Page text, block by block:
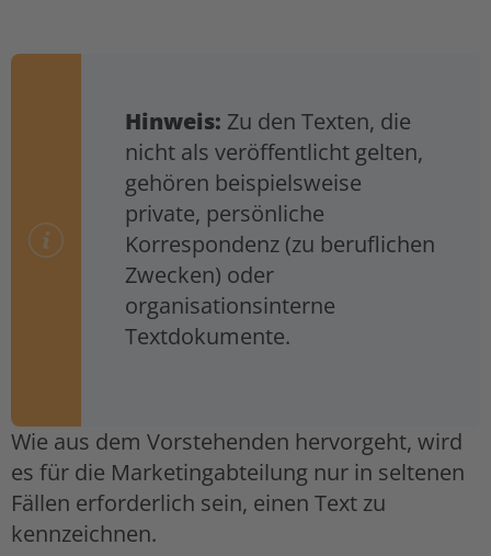
Hinweis: Zu den Texten, die
nicht als veröffentlicht gelten,
gehören beispielsweise
private, persönliche
Korrespondenz (zu beruflichen
Zwecken) oder
organisationsinterne
Textdokumente.
Wie aus dem Vorstehenden hervorgeht, wird
es für die Marketingabteilung nur in seltenen
Fällen erforderlich sein, einen Text zu
kennzeichnen.